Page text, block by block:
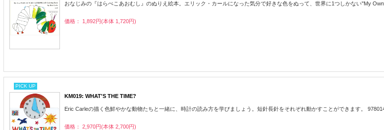
おなじみの『はらぺこあおむし』のぬりえ絵本。エリック・カールになった気分で好きな色をぬって、世界に1つしかない"My
価格： 1,892円(本体 1,720円)
PICK UP
KM019: WHAT'S THE TIME?
Eric Carleの描く色鮮やかな動物たちと一緒に、時計の読み方を学びましょう。短針長針をそれぞれ動かすことができます。
価格： 2,970円(本体 2,700円)